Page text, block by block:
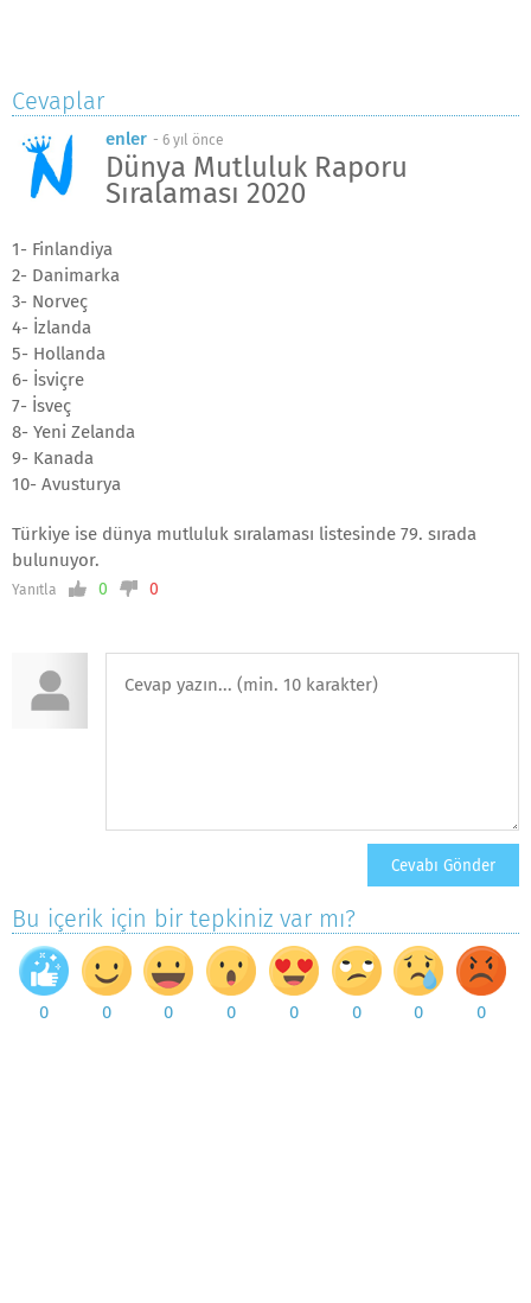
Cevaplar
enler - 6 yıl önce
Dünya Mutluluk Raporu
Sıralaması 2020
1- Finlandiya
2- Danimarka
3- Norveç
4- İzlanda
5- Hollanda
6- İsviçre
7- İsveç
8- Yeni Zelanda
9- Kanada
10- Avusturya
Türkiye ise dünya mutluluk sıralaması listesinde 79. sırada
bulunuyor.
Yanıtla 0 0
Bu içerik için bir tepkiniz var mı?
0 0 0 0 0 0 0 0